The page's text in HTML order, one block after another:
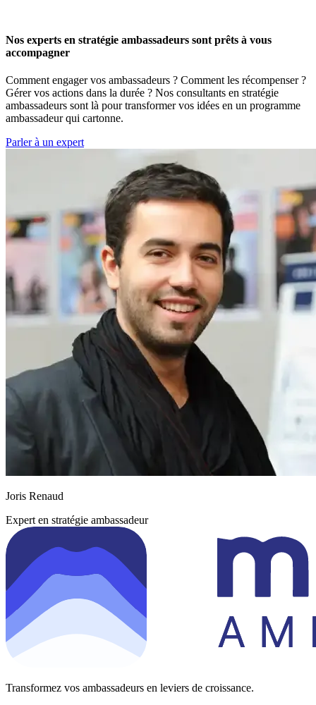
Nos experts en stratégie ambassadeurs sont prêts à vous
accompagner
Comment engager vos ambassadeurs ? Comment les récompenser ?
Gérer vos actions dans la durée ? Nos consultants en stratégie
ambassadeurs sont là pour transformer vos idées en un programme
ambassadeur qui cartonne.
Parler à un expert
Joris Renaud
Expert en stratégie ambassadeur
Transformez vos ambassadeurs en leviers de croissance.